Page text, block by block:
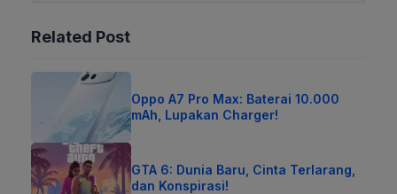
Related Post
Oppo A7 Pro Max: Baterai 10.000
mAh, Lupakan Charger!
GTA 6: Dunia Baru, Cinta Terlarang,
dan Konspirasi!